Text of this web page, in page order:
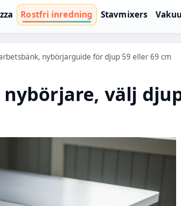
Rostfri inredning Stavmixers
nybörjarguide för djup 59 eller 69 cm
välj